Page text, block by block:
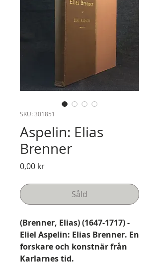
SKU: 301851
Aspelin: Elias
Brenner
0,00 krPris
Såld
(Brenner, Elias) (1647-1717) -
Eliel Aspelin: Elias Brenner. En
forskare och konstnär från
Karlarnes tid.